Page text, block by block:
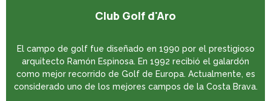
Club Golf d'Aro
El campo de golf fue diseñado en 1990 por el prestigioso
arquitecto Ramón Espinosa. En 1992 recibió el galardón
como mejor recorrido de Golf de Europa. Actualmente, es
considerado uno de los mejores campos de la Costa Brava.